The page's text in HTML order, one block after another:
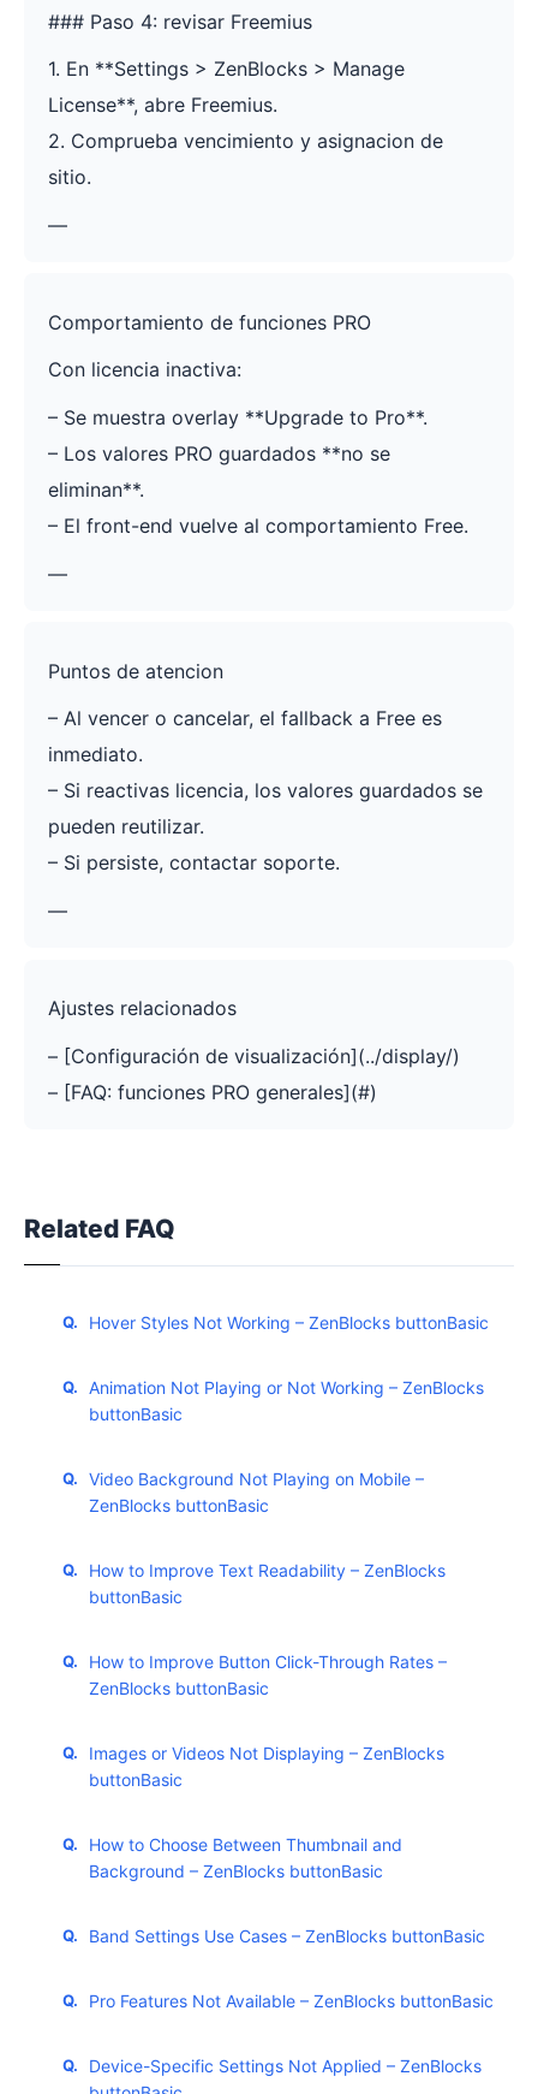
### Paso 4: revisar Freemius
1. En **Settings > ZenBlocks > Manage
License**, abre Freemius.
2. Comprueba vencimiento y asignacion de
sitio.
—
Comportamiento de funciones PRO
Con licencia inactiva:
– Se muestra overlay **Upgrade to Pro**.
– Los valores PRO guardados **no se
eliminan**.
– El front-end vuelve al comportamiento Free.
—
Puntos de atencion
– Al vencer o cancelar, el fallback a Free es
inmediato.
– Si reactivas licencia, los valores guardados se
pueden reutilizar.
– Si persiste, contactar soporte.
—
Ajustes relacionados
– [Configuración de visualización](../display/)
– [FAQ: funciones PRO generales](#)
Related FAQ
Hover Styles Not Working – ZenBlocks buttonBasic
Animation Not Playing or Not Working – ZenBlocks
buttonBasic
Video Background Not Playing on Mobile –
ZenBlocks buttonBasic
How to Improve Text Readability – ZenBlocks
buttonBasic
How to Improve Button Click-Through Rates –
ZenBlocks buttonBasic
Images or Videos Not Displaying – ZenBlocks
buttonBasic
How to Choose Between Thumbnail and
Background – ZenBlocks buttonBasic
Band Settings Use Cases – ZenBlocks buttonBasic
Pro Features Not Available – ZenBlocks buttonBasic
Device-Specific Settings Not Applied – ZenBlocks